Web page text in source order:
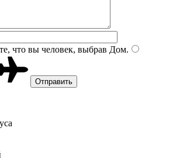
что вы человек, выбрав Дом.